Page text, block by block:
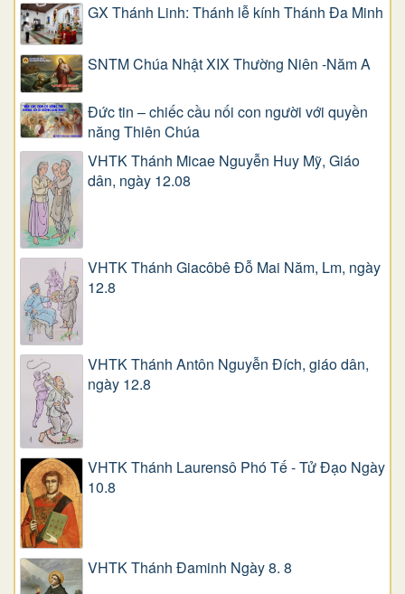
GX Thánh Linh: Thánh lễ kính Thánh Đa Minh
SNTM Chúa Nhật XIX Thường Niên -Năm A
Đức tin – chiếc cầu nối con người với quyền
năng Thiên Chúa
VHTK Thánh Micae Nguyễn Huy Mỹ, Giáo
dân, ngày 12.08
VHTK Thánh Giacôbê Ðỗ Mai Năm, Lm, ngày
12.8
VHTK Thánh Antôn Nguyễn Ðích, giáo dân,
ngày 12.8
VHTK Thánh Laurensô Phó Tế - Tử Đạo Ngày
10.8
VHTK Thánh Đaminh Ngày 8. 8